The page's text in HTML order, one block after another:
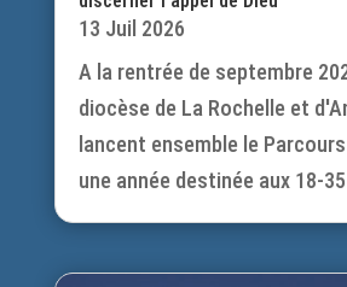
13 Juil 2026
A la rentrée de septembre
diocèse de La Rochelle et
lancent ensemble le
une année destinée aux 18-